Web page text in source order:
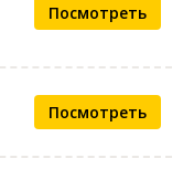
Посмотреть
Посмотреть